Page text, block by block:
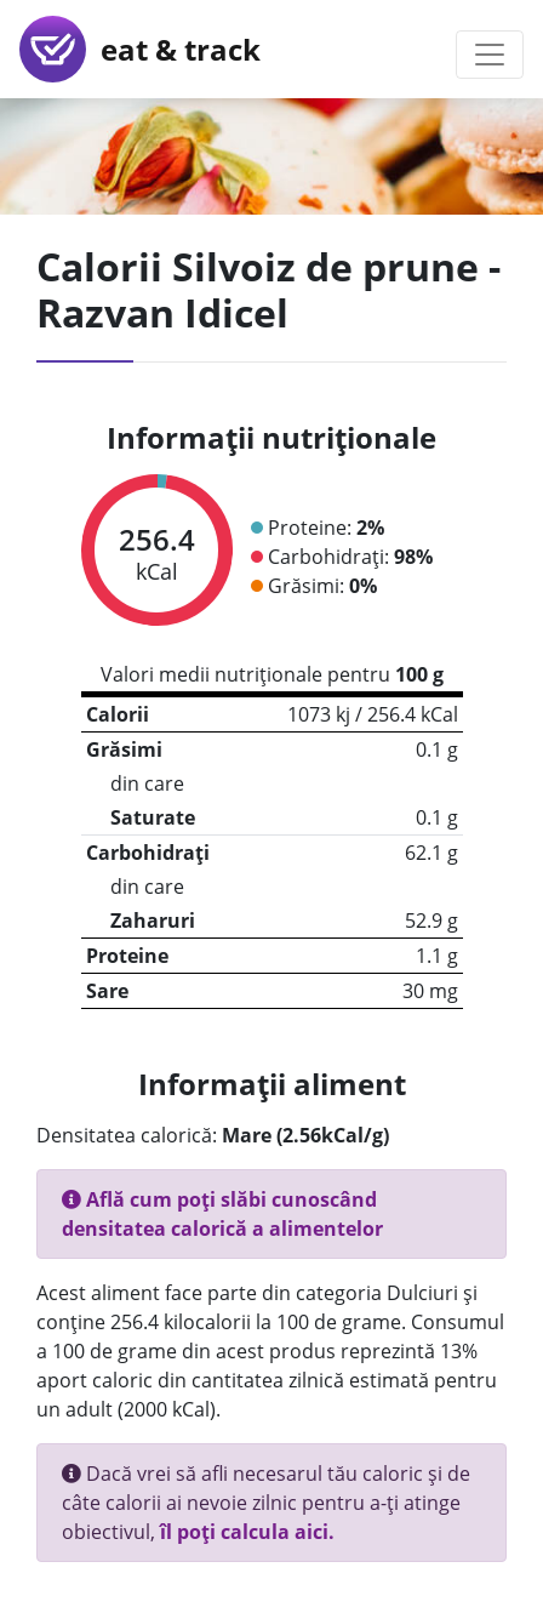
eat & track
Calorii Silvoiz de prune -
Razvan Idicel
Informații nutriționale
256.4
kCal
Proteine: 2%
Carbohidrați: 98%
Grăsimi: 0%
Valori medii nutriționale pentru 100 g
Calorii
1073 kj / 256.4 kCal
Grăsimi
0.1 g
din care
Saturate
0.1 g
Carbohidrați
62.1 g
din care
Zaharuri
52.9 g
Proteine
1.1 g
Sare
30 mg
Informații aliment
Densitatea calorică: Mare (2.56kCal/g)
Află cum poți slăbi cunoscând
densitatea calorică a alimentelor
Acest aliment face parte din categoria Dulciuri și
conține 256.4 kilocalorii la 100 de grame. Consumul
a 100 de grame din acest produs reprezintă 13%
aport caloric din cantitatea zilnică estimată pentru
un adult (2000 kCal).
Dacă vrei să afli necesarul tău caloric și de
câte calorii ai nevoie zilnic pentru a-ți atinge
obiectivul,îl poți calcula aici.